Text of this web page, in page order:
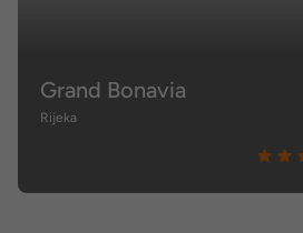
Grand Bonavia
Rijeka